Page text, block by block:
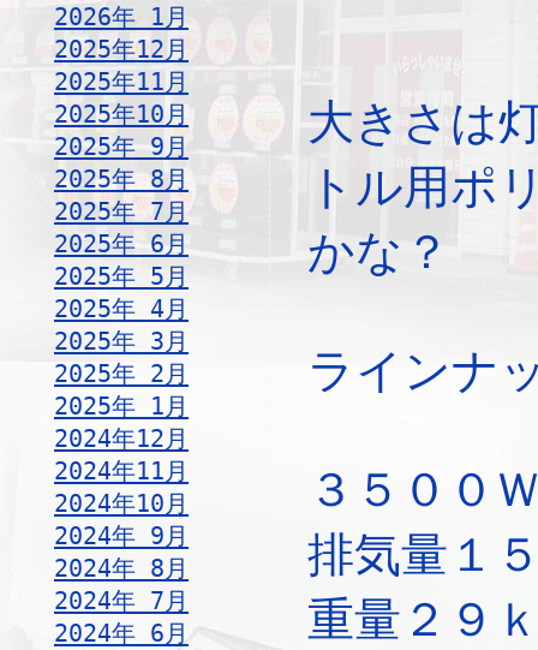
2026年 1月
2025年12月
2025年11月
2025年10月
2025年 9月
2025年 8月
2025年 7月
2025年 6月
2025年 5月
2025年 4月
2025年 3月
2025年 2月
2025年 1月
2024年12月
2024年11月
2024年10月
2024年 9月
2024年 8月
2024年 7月
2024年 6月
大きさは
トル用ポ
かな？
ラインナ
３５００
排気量１
重量２９